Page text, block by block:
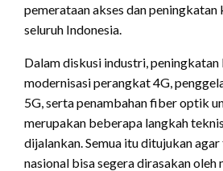
pemerataan akses dan peningkatan
seluruh Indonesia.
Dalam diskusi industri, peningkatan
modernisasi perangkat 4G,
5G, serta penambahan fiber optik
merupakan beberapa langkah
dijalankan. Semua itu ditujukan
nasional bisa segera dirasakan oleh